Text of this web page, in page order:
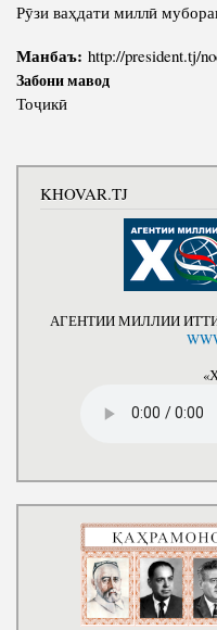
Рӯзи ваҳдати миллӣ
Манбаъ: http://president.tj/
Забони мавод
Тоҷикӣ
KHOVAR.TJ
АГЕНТИИ МИЛЛИИ